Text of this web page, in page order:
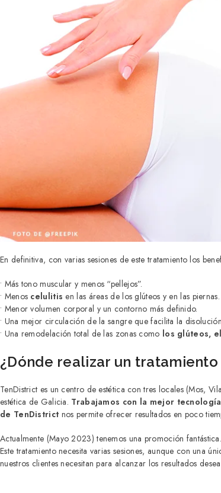
En definitiva, con varias sesiones de este tratamiento los
• Más tono muscular y menos “pellejos”.
• Menos celulitis en las áreas de los glúteos y en las piernas.
• Menor volumen corporal y un contorno más definido.
• Una mejor circulación de la sangre que facilita la
• Una remodelación total de las zonas como los glúteos,
¿Dónde realizar un
TenDistrict es un centro de estética con tres locales (Mos,
estética de Galicia. Trabajamos con la mejor
de TenDistrict nos permite ofrecer resultados en poco
Actualmente (Mayo 2023) tenemos una promoción
Este tratamiento necesita varias sesiones, aunque con una
nuestros clientes necesitan para alcanzar los resultados